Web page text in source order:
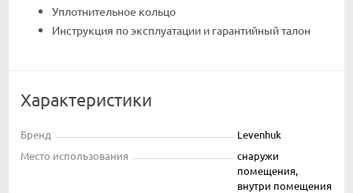
Уплотнительное кольцо
Инструкция по эксплуатации и гарантийный талон
Характеристики
Бренд
Levenhuk
Место использования
снаружи
помещения,
внутри помещения